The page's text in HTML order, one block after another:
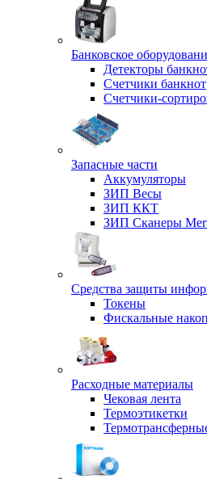
Банковское
Детекторы
Счетчики банкнот
Счетчики-
Запасные части
Аккумуляторы
ЗИП Весы
ЗИП ККТ
ЗИП Сканеры
Средства защиты
Токены
Фискальные
Расходные материалы
Чековая лента
Термоэтикетки